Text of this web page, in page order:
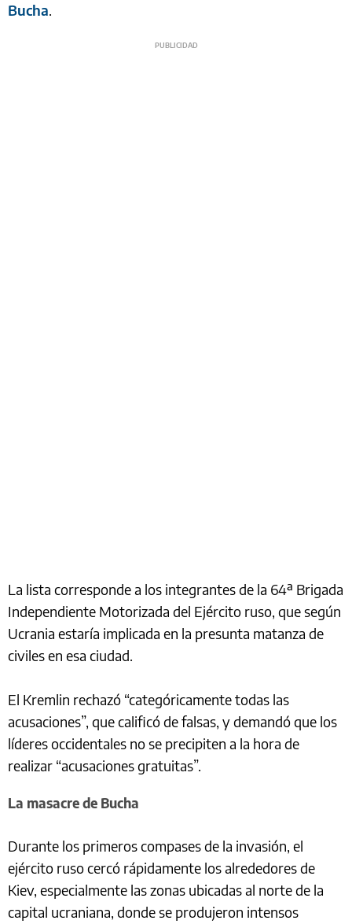
Bucha.
La lista corresponde a los integrantes de la 64ª Brigada
Independiente Motorizada del Ejército ruso, que según
Ucrania estaría implicada en la presunta matanza de
civiles en esa ciudad.
El Kremlin rechazó “categóricamente todas las
acusaciones”, que calificó de falsas, y demandó que los
líderes occidentales no se precipiten a la hora de
realizar “acusaciones gratuitas”.
La masacre de Bucha
Durante los primeros compases de la invasión, el
ejército ruso cercó rápidamente los alrededores de
Kiev, especialmente las zonas ubicadas al norte de la
capital ucraniana, donde se produjeron intensos